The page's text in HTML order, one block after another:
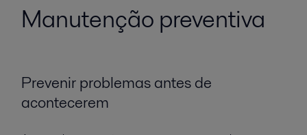
Manutenção preventiva
Prevenir problemas antes de
acontecerem